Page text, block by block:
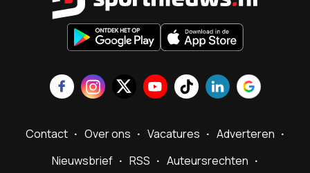
Contact Over ons Vacatures
Adverteren
Nieuwsbrief
RSS Auteursrechten